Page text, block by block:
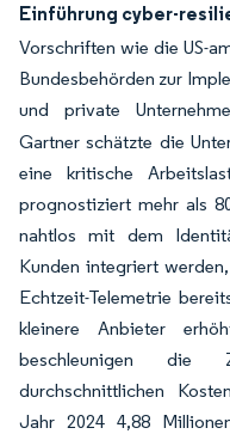
Einführung cyber-
Vorschriften wie die US-
Bundesbehörden zur
und private
Gartner schätzte die
eine kritische
prognostiziert mehr als
nahtlos mit dem
Kunden integriert
Echtzeit-Telemetrie
kleinere Anbieter
beschleunigen die
durchschnittlichen
Jahr 2024 4,88